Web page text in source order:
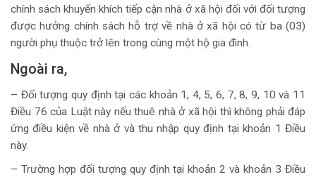
chính sách khuyến khích tiếp cận nhà ở xã hội đối với đối tượng
được hưởng chính sách hỗ trợ về nhà ở xã hội có từ ba (03)
người phụ thuộc trở lên trong cùng một hộ gia đình.
Ngoài ra,
– Đối tượng quy định tại các khoản 1, 4, 5, 6, 7, 8, 9, 10 và 11
Điều 76 của Luật này nếu thuê nhà ở xã hội thì không phải đáp
ứng điều kiện về nhà ở và thu nhập quy định tại khoản 1 Điều
này.
– Trường hợp đối tượng quy định tại khoản 2 và khoản 3 Điều